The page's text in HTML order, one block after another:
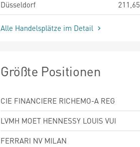
Düsseldorf
211,65
Alle Handelsplätze im Detail
Größte Positionen
CIE FINANCIERE RICHEMO-A REG
LVMH MOET HENNESSY LOUIS VUI
FERRARI NV MILAN